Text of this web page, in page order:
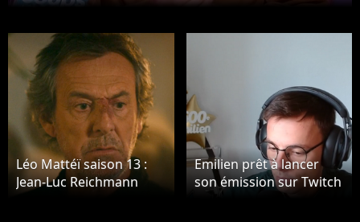
Léo Mattéï saison 13 :
Jean-Luc Reichmann
Emilien prêt à lancer
son émission sur Twitch